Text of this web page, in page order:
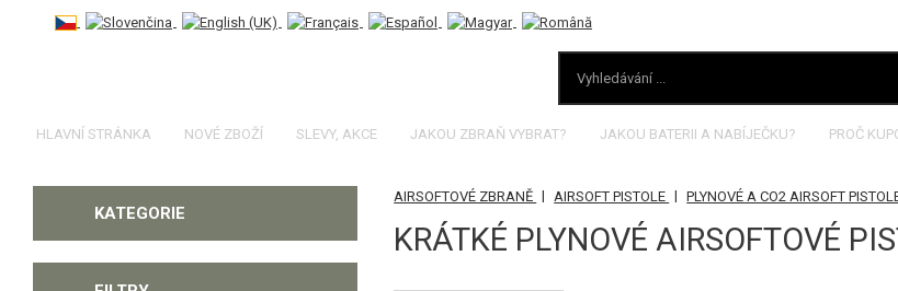
HLAVNÍ STRÁNKA NOVÉ ZBOŽÍ SLEVY, AKCE JAKOU ZBRAŇ VYBRAT? JAKOU BATERII A NABÍJEČKU? PROČ
KATEGORIE
AIRSOFTOVÉ ZBRANĚ | AIRSOFT PISTOLE | PLYNOVÉ A CO2 AIRSOFT
KRÁTKÉ PLYNOVÉ AIRSOFTOVÉ